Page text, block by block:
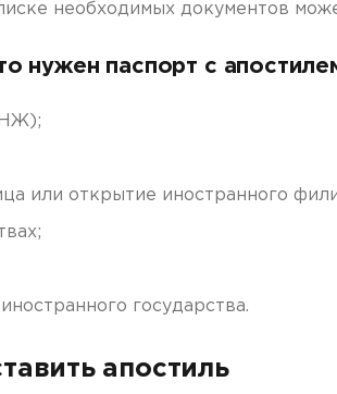
необходимых документов
нужен паспорт с
или открытие иностранного
государства.
апостиль